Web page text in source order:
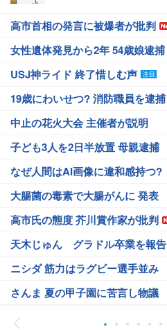
高市首相の発言に被爆者が批判
女性遺体発見から2年 54歳娘逮捕
USJ神ライド 終了惜しむ声
19歳にわいせつ? 消防職員を逮捕
中止の花火大会 主催者が説明
子ども3人を2日半放置 母親逮捕
なぜ人間はAI画像に違和感持つ?
大腸菌の毒素で大腸がんに 発表
高市氏の態度 芥川賞作家が批判
天木じゅん グラドル卒業を報告
ニシダ 筋力はラグビー選手並み
さんま 夏の甲子園に苦言し物議